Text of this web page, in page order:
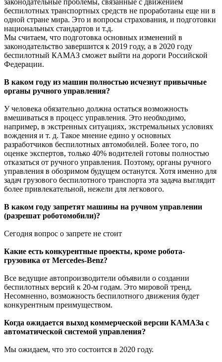
беспилотных транспортных средств не проработаны еще ни в
одной стране мира. Это и вопросы страхования, и подготовки
национальных стандартов и т.д.
Мы считаем, что подготовка основных изменений в
законодательство завершится к 2019 году, а в 2020 году
беспилотный КАМАЗ сможет выйти на дороги Российской
Федерации.
В каком году из машин полностью исчезнут привычные
органы ручного управления?
У человека обязательно должна остаться возможность
вмешиваться в процесс управления. Это необходимо,
например, в экстренных ситуациях, экстремальных условиях
вождения и т. д. Такое мнение едино у основных
разработчиков беспилотных автомобилей. Более того, по
оценке экспертов, только 40% водителей готовы полностью
отказаться от ручного управления. Поэтому, органы ручного
управления в обозримом будущем останутся. Хотя именно для
задач грузового беспилотного транспорта эта задача выглядит
более привлекательной, нежели для легкового.
В каком году запретят машины на ручном управлении
(разрешат роботомобили)?
Сегодня вопрос о запрете не стоит
Какие есть конкурентные проекты, кроме робота-
грузовика от Mercedes-Benz?
Все ведущие автопроизводители объявили о создании
беспилотных версий к 20-м годам. Это мировой тренд.
Несомненно, возможность беспилотного движения будет
конкурентным преимуществом.
Когда ожидается выход коммерческой версии КАМАЗа с
автоматической системой управления?
Мы ожидаем, что это состоится в 2020 году.